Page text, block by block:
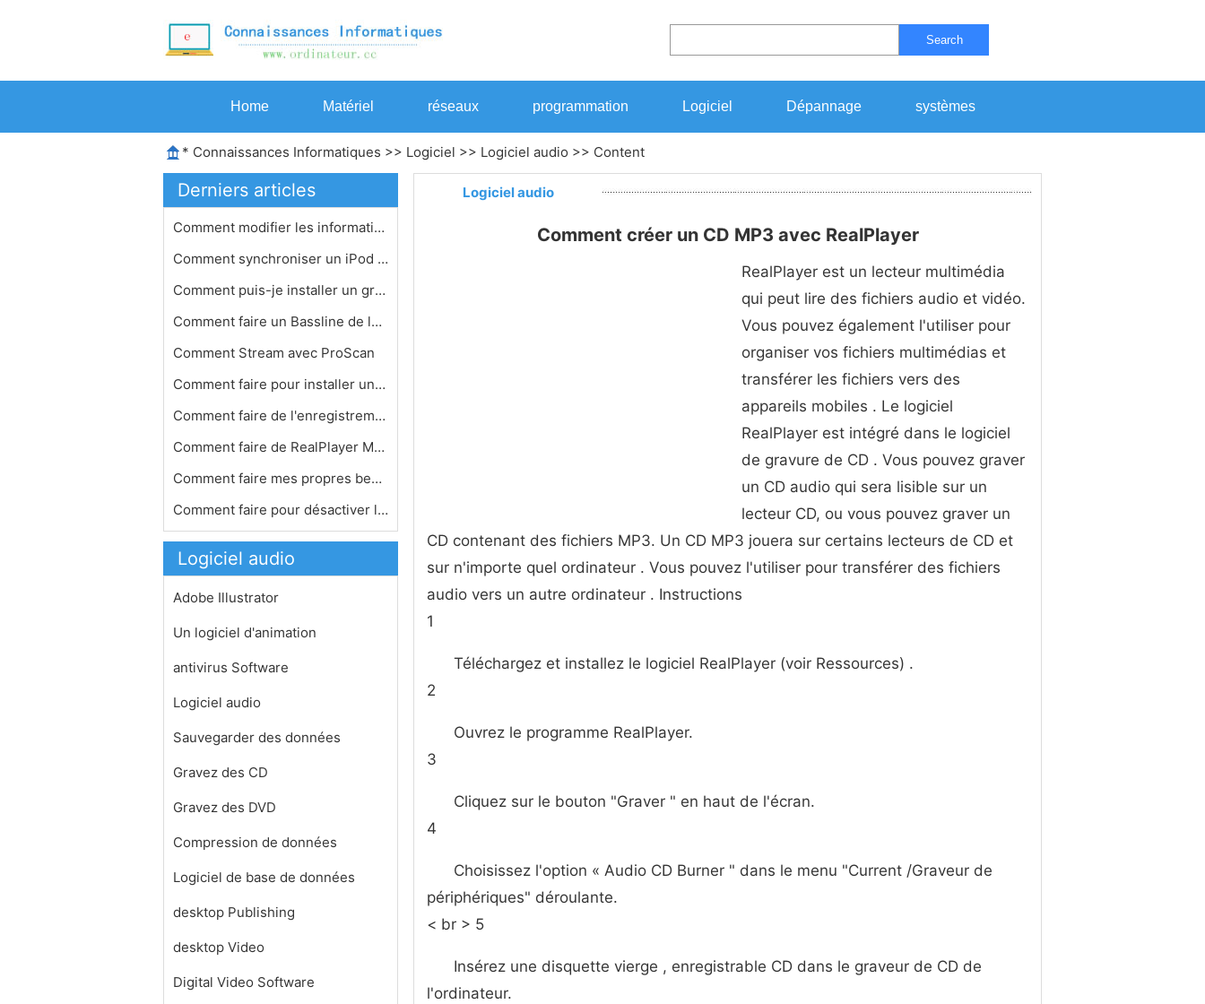
Search
Home Matériel réseaux programmation Logiciel Dépannage systèmes
* Connaissances Informatiques >> Logiciel >> Logiciel audio >> Content
Derniers articles
Comment modifier les informations d'…
Comment synchroniser un iPod différ…
Comment puis-je installer un graveur…
Comment faire un Bassline de la mais…
Comment Stream avec ProScan
Comment faire pour installer un pilo…
Comment faire de l'enregistrement mu…
Comment faire de RealPlayer Mon prin…
Comment faire mes propres beats et v…
Comment faire pour désactiver les n…
Logiciel audio
Adobe Illustrator
Un logiciel d'animation
antivirus Software
Logiciel audio
Sauvegarder des données
Gravez des CD
Gravez des DVD
Compression de données
Logiciel de base de données
desktop Publishing
desktop Video
Digital Video Software
Logiciel audio
Comment créer un CD MP3 avec RealPlayer
RealPlayer est un lecteur multimédia
qui peut lire des fichiers audio et vidéo.
Vous pouvez également l'utiliser pour
organiser vos fichiers multimédias et
transférer les fichiers vers des
appareils mobiles . Le logiciel
RealPlayer est intégré dans le logiciel
de gravure de CD . Vous pouvez graver
un CD audio qui sera lisible sur un
lecteur CD, ou vous pouvez graver un
CD contenant des fichiers MP3. Un CD MP3 jouera sur certains lecteurs de CD et
sur ​​n'importe quel ordinateur . Vous pouvez l'utiliser pour transférer des fichiers
audio vers un autre ordinateur . Instructions
1
Téléchargez et installez le logiciel RealPlayer (voir Ressources) .
2
Ouvrez le programme RealPlayer.
3
Cliquez sur le bouton "Graver " en haut de l'écran.
4
Choisissez l'option « Audio CD Burner " dans le menu "Current /Graveur de
périphériques" déroulante.
< br > 5
Insérez une disquette vierge , enregistrable CD dans le graveur de CD de
l'ordinateur.